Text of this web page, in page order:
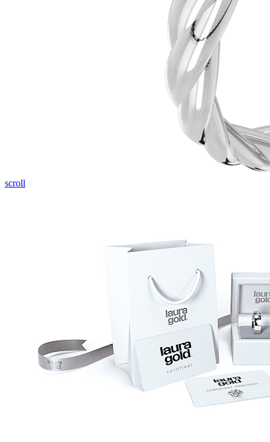
Zásnubné prstne z kolekcie Twist Elegance.
scroll